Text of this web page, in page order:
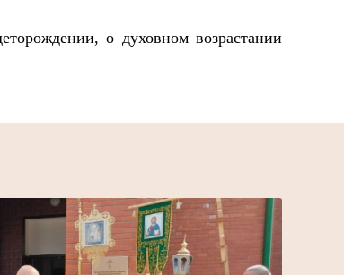
о духовном возрастании